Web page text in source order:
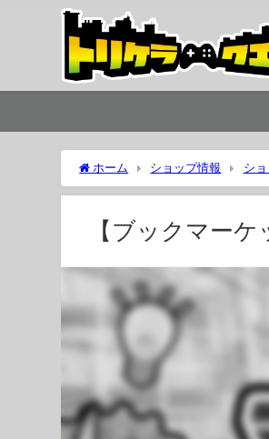
ホーム ショップ情報 シ
【ブックマー